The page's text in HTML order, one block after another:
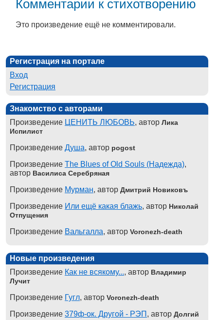
Комментарии к стихотворению
Это произведение ещё не комментировали.
Регистрация на портале
Вход
Регистрация
Знакомство с авторами
Произведение ЦЕНИТЬ ЛЮБОВЬ, автор Лика
Испилист
Произведение Душа, автор pogost
Произведение The Blues of Old Souls (Надежда),
автор Василиса Серебряная
Произведение Мурман, автор Дмитрий Новиковъ
Произведение Или ещё какая блажь, автор Николай
Отпущения
Произведение Вальгалла, автор Voronezh-death
Новые произведения
Произведение Как не всякому..., автор Владимир
Лучит
Произведение Гугл, автор Voronezh-death
Произведение 379ф-ок. Другой - РЭП , автор Долгий